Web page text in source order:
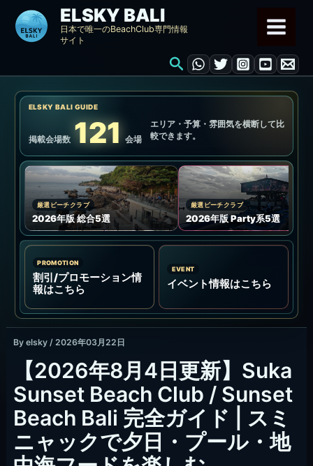
ELSKY BALI
日本で唯一のBeachClub専門情報
サイト
検
ELSKY BALI GUIDE
掲載会場数 121 会場
エリア・予算・雰囲気を横断して比
較できます。
厳選ビーチクラブ
2026年版 総合5選
厳選ビーチクラブ
2026年版 Party系5選
PROMOTION
割引/プロモーション情
報はこちら
EVENT
イベント情報はこちら
By elsky / 2026年03月22日
【2026年8月4日更新】Suka
Sunset Beach Club / Sunset
Beach Bali 完全ガイド | スミ
ニャックで夕日・プール・地